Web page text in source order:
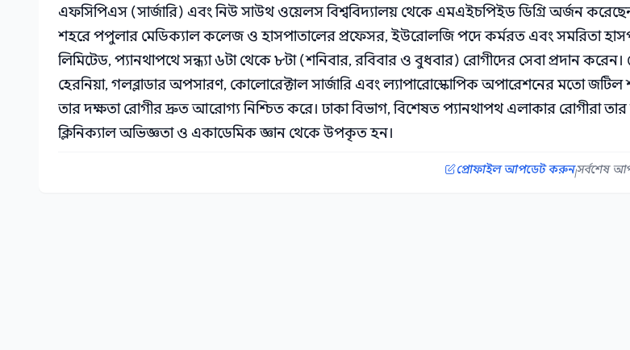
এফসিপিএস (সার্জারি) এবং নিউ সাউথ ওয়েলস বিশ্ববিদ্যালয় থেকে এমএইচপিইড ডিগ্রি অর্জন
শহরে পপুলার মেডিক্যাল কলেজ ও হাসপাতালের প্রফেসর, ইউরোলজি পদে কর্মরত এবং সমরিতা
লিমিটেড, প্যানথাপথে সন্ধ্যা ৬টা থেকে ৮টা (শনিবার, রবিবার ও বুধবার) রোগীদের সেবা প্রদান করেন।
হেরনিয়া, গলব্লাডার অপসারণ, কোলোরেক্টাল সার্জারি এবং ল্যাপারোস্কোপিক অপারেশনের মতো জটিল
তার দক্ষতা রোগীর দ্রুত আরোগ্য নিশ্চিত করে। ঢাকা বিভাগ, বিশেষত প্যানথাপথ এলাকার রোগীরা তার
ক্লিনিক্যাল অভিজ্ঞতা ও একাডেমিক জ্ঞান থেকে উপকৃত হন।
প্রোফাইল আপডেট করুন|সর্বশেষ